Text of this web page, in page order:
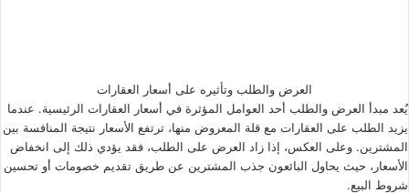
العرض والطلب وتأثيره على أسعار العقارات
يُعد مبدأ العرض والطلب أحد العوامل المؤثرة في أسعار العقارات الرئيسية. عندما
يزيد الطلب على العقارات مع قلة المعروض منها، ترتفع الأسعار نتيجة المنافسة بين
المشترين. وعلى العكس، إذا زاد العرض على الطلب، فقد يؤدي ذلك إلى انخفاض
الأسعار، حيث يحاول البائعون جذب المشترين عن طريق تقديم خصومات أو تحسين
شروط البيع.